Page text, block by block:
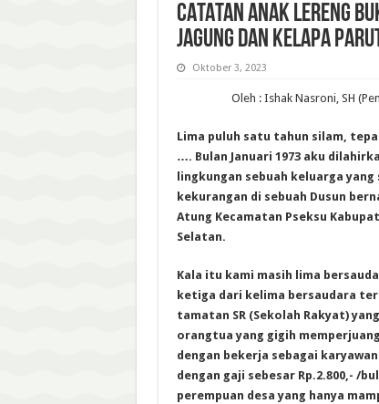
CATATAN ANAK
Jagung dan Kelapa
Oktober 3, 2023
Oleh : Ishak Nasroni, SH
Lima puluh satu tahun silam,
…. Bulan Januari 1973 aku
lingkungan sebuah keluarga
kekurangan di sebuah Dusun
Atung Kecamatan Pseksu
Selatan.
Kala itu kami masih lima
ketiga dari kelima bersaudara
tamatan SR (Sekolah Rakyat)
orangtua yang gigih
dengan bekerja sebagai karyawan
dengan gaji sebesar Rp.2.800,- /
perempuan desa yang hanya